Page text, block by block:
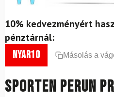
10% kedvezményért
pénztárnál:
nyar10 Másolás a
SPORTEN Perun